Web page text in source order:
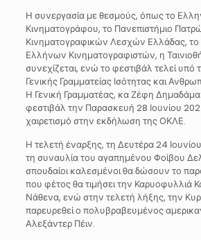
Η συνεργασία με θεσμούς, όπως το
Κινηματογράφου, το Πανεπιστήμιο
Κινηματογραφικών Λεσχών Ελλάδας, το
Ελλήνων Κινηματογραφιστών, η
συνεχίζεται, ενώ το φεστιβάλ τελεί υπό
Γενικής Γραμματείας Ισότητας και
Η Γενική Γραμματέας, κα Ζέφη Δημαδάμα
φεστιβάλ την Παρασκευή 28 Ιουνίου
χαιρετισμό στην εκδήλωση της ΟΚΛΕ.
Η τελετή έναρξης, τη Δευτέρα 24
τη συναυλία του αγαπημένου Φοίβου
σπουδαίοι καλεσμένοι θα δώσουν το
που φέτος θα τιμήσει την Καρυοφυλλιά
Νάθενα, ενώ στην τελετή λήξης, την
παρευρεθεί ο πολυβραβευμένος
Αλεξάντερ Πέιν.